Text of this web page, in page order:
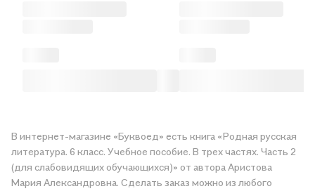
В интернет-магазине «Буквоед» есть книга «Родная русская
литература. 6 класс. Учебное пособие. В трех частях. Часть 2
(для слабовидящих обучающихся)» от автора Аристова
Мария Александровна. Сделать заказ можно из любого